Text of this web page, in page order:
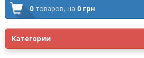
0 товаров, на 0 грн
Категории